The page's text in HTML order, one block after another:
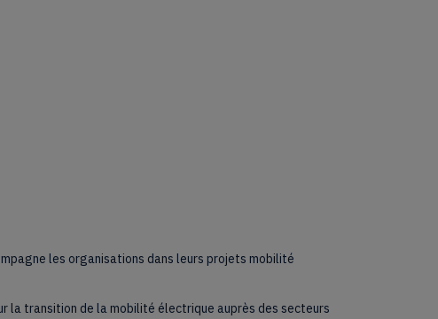
les organisations dans leurs projets mobilité
la transition de la mobilité électrique auprès des secteurs